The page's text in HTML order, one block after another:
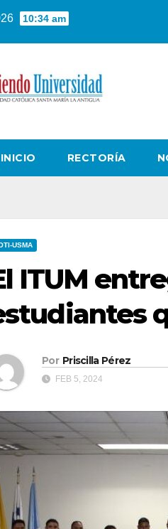
10:34 am
INICIO RECTORÍA
USMA
ITUM
Por Priscilla Pérez
FEB 5, 2024